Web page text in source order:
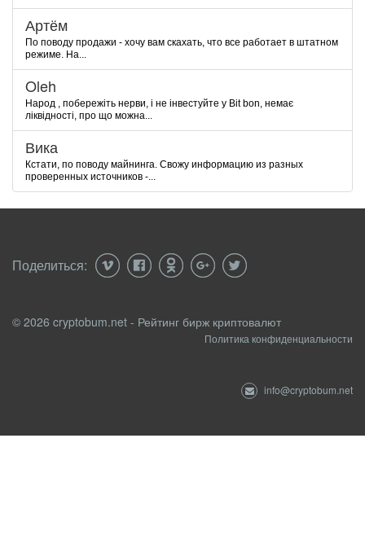
Артём
По поводу продажи - хочу вам скахать, что все работает в штатном
режиме. На...
Oleh
Народ , побережіть нерви, і не інвестуйте у Bit bon, немає
ліквідності, про що можна...
Вика
Кстати, по поводу майнинга. Свожу информацию из разных
проверенных источников -...
Поделиться:
© 2026 cryptobum.net - Рейтинг бирж криптовалют
Политика конфиденциальности
info@cryptobum.net